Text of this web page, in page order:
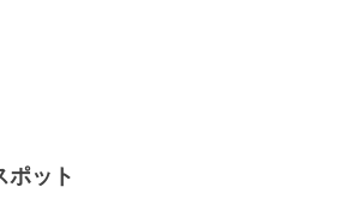
ポット